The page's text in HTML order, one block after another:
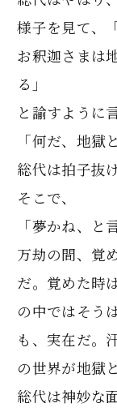
様子を見て、
お釈迦さまは
る」
と諭すように
「何だ、地獄
総代は拍子抜
そこで、
「夢かね、
万劫の間、覚
だ。覚めた時
の中ではそう
も、実在だ。
の世界が地獄
総代は神妙な